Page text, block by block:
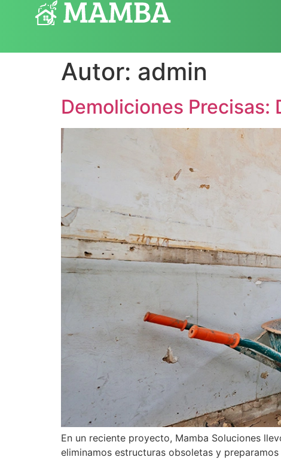
Autor: admin
Demoliciones
En un reciente proyecto, Mamba Soluciones
eliminamos estructuras obsoletas y